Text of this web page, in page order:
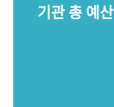
기관 총 예산